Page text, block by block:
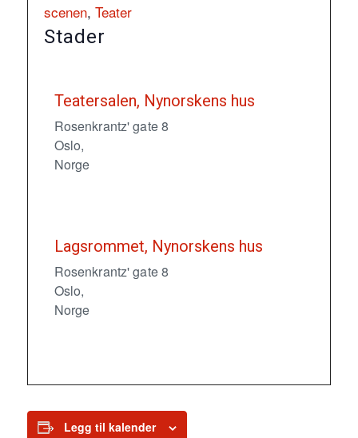
scenen, Teater
Stader
Teatersalen, Nynorskens hus
Rosenkrantz' gate 8
Oslo,
Norge
Lagsrommet, Nynorskens hus
Rosenkrantz' gate 8
Oslo,
Norge
Legg til kalender